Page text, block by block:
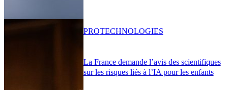
La France demande l’avis des scientifiques
sur les risques liés à l’IA pour les enfants
PROTECHNOLOGIES